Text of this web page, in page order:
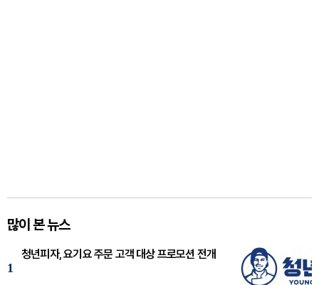
많이 본 뉴스
1
청년피자, 요기요 주문 고객 대상 프로모션 전개